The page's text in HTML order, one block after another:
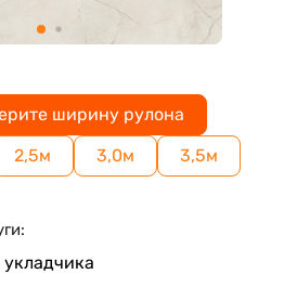
ширину рулона
2,5м 3,0м
3,5м